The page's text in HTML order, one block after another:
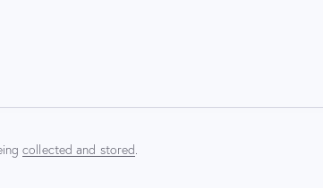
collected and stored.